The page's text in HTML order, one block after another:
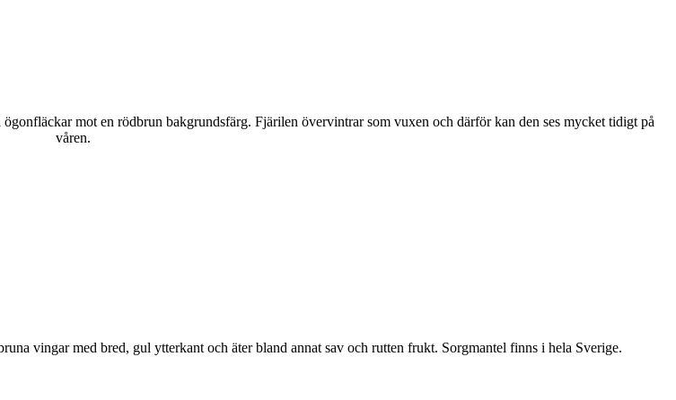
mot en rödbrun bakgrundsfärg. Fjärilen övervintrar som vuxen och därför kan den ses mycket tidigt på
våren.
vingar med bred, gul ytterkant och äter bland annat sav och rutten frukt. Sorgmantel finns i hela Sverige.